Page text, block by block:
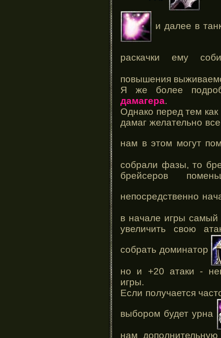
и далее в
раскачки ему
повышения
Я же более
дамагера.
Однако перед тем
дамаг желательно
нам в этом могут
собрали фазы, то
брейсеров
непосредственно
в начале игры
увеличить свою
собрать доминатор
но и +20 атаки -
игры.
Если получается
выбором будет урна
нам